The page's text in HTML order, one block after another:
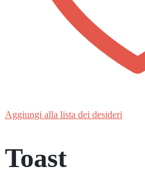
Aggiungi alla lista dei desideri
Toast